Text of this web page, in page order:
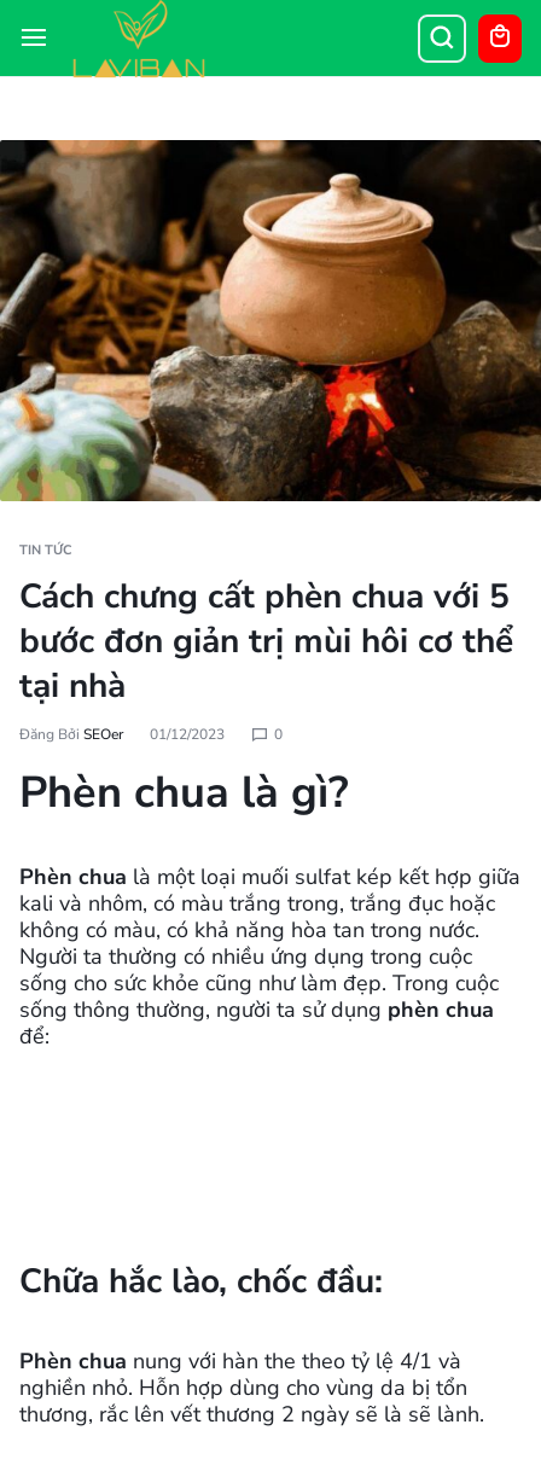
TIN TỨC
Cách chưng cất phèn chua với 5
bước đơn giản trị mùi hôi cơ thể
tại nhà
Đăng Bởi SEOer 01/12/2023 0
Phèn chua là gì?
Phèn chua là một loại muối sulfat kép kết hợp giữa
kali và nhôm, có màu trắng trong, trắng đục hoặc
không có màu, có khả năng hòa tan trong nước.
Người ta thường có nhiều ứng dụng trong cuộc
sống cho sức khỏe cũng như làm đẹp. Trong cuộc
sống thông thường, người ta sử dụng phèn chua
để:
Chữa hắc lào, chốc đầu:
Phèn chua nung với hàn the theo tỷ lệ 4/1 và
nghiền nhỏ. Hỗn hợp dùng cho vùng da bị tổn
thương, rắc lên vết thương 2 ngày sẽ là sẽ lành.